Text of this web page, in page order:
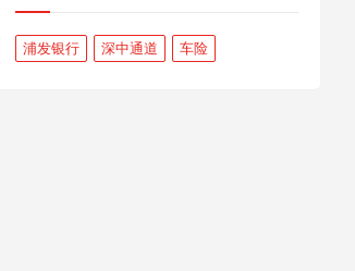
浦发银行 深中通道 车险